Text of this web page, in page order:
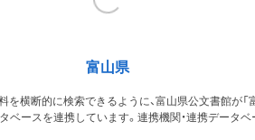
富山県
を横断的に検索できるように、富山県公文書館が
ベースを連携しています。連携機関・連携データ